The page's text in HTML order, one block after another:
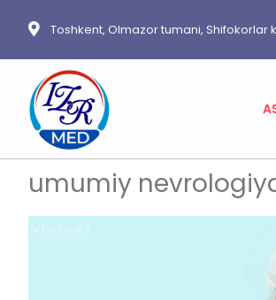
Toshkent, Olmazor tumani, Shifokorlar
umumiy